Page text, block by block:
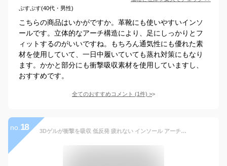
ぷすぷす(40代・男性)
こちらの商品はいかがですか。革靴にも使いやすいインソ
ールです。立体的なアーチ構造により、足にしっかりとフ
ィットするのがいいですね。もちろん通気性にも優れた素
材を使用していて、一日中履いていても蒸れ対策にもなり
ます。かかと部分にも衝撃吸収素材を使用していますし、
おすすめです。
全てのおすすめコメント (1件) >
no. 18 3Dゲルが衝撃を吸収 低反発 疲れない インソール アーチサポート 消臭 サイズ調整できる 立ち仕事 扁平足 足底筋膜炎 土踏まず 靴 中敷き 中敷 スニーカー 革靴 シューズ ゴルフ 登山 スポーツ ウォーキング ランニング メンズ レディース LAD WEATHER ラドウェザー